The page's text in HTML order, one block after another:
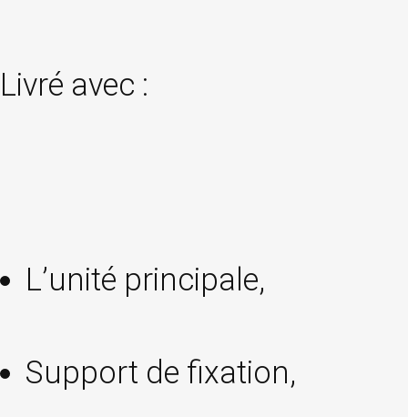
Livré avec :
L’unité principale,
Support de fixation,